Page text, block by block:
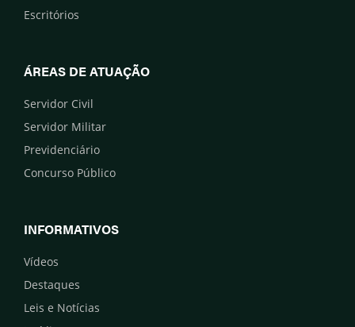
Escritórios
ÁREAS DE ATUAÇÃO
Servidor Civil
Servidor Militar
Previdenciário
Concurso Público
INFORMATIVOS
Vídeos
Destaques
Leis e Notícias